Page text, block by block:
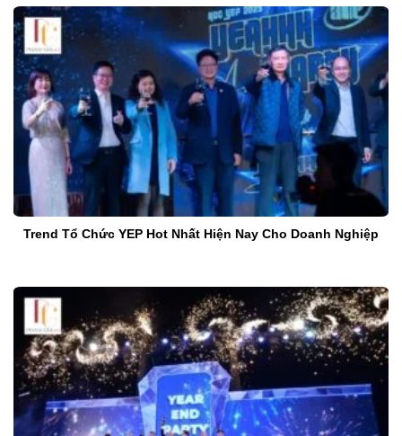
Trend Tổ Chức YEP Hot Nhất Hiện Nay Cho Doanh Nghiệp